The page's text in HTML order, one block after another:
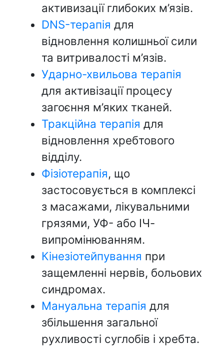
активизації глибоких м’язів.
DNS-терапія для
відновлення колишньої сили
та витривалості м’язів.
Ударно-хвильова терапія
для активізації процесу
загоєння м’яких тканей.
Тракційна терапія для
відновлення хребтового
відділу.
Фізіотерапія, що
застосовується в комплексі
з масажами, лікувальними
грязями, УФ- або ІЧ-
випромінюванням.
Кінезіотейпування при
защемленні нервів, больових
синдромах.
Мануальна терапія для
збільшення загальної
рухливості суглобів і хребта.